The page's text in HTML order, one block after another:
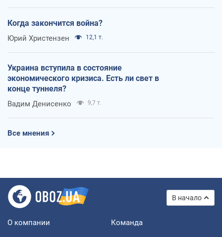
Когда закончится война?
Юрий Христензен 12,1 т.
Украина вступила в состояние
экономического кризиса. Есть ли свет в
конце туннеля?
Вадим Денисенко 9,7 т.
Все мнения
В начало
О компании Команда